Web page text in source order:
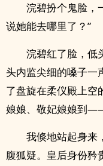
浣碧扮个鬼脸，
说她能去哪里了？”
浣碧红了脸，低
头内监尖细的嗓子一
了盘旋在柔仪殿上
娘娘、敬妃娘娘到
我倏地站起身来
腹狐疑。皇后身份矜